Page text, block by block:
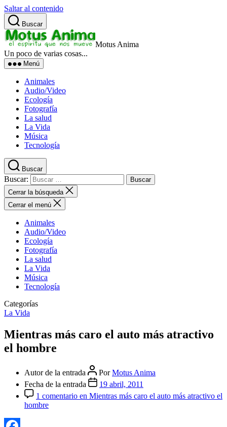
Saltar al contenido
Buscar
Motus Anima
Un poco de varias cosas...
Menú
Animales
Audio/Video
Ecología
Fotografía
La salud
La Vida
Música
Tecnología
Buscar
Buscar:
Cerrar la búsqueda
Cerrar el menú
Animales
Audio/Video
Ecología
Fotografía
La salud
La Vida
Música
Tecnología
Categorías
La Vida
Mientras más caro el auto más atractivo
el hombre
Autor de la entrada PorMotus Anima
Fecha de la entrada
19 abril, 2011
1 comentario en Mientras más caro el auto más atractivo el
hombre